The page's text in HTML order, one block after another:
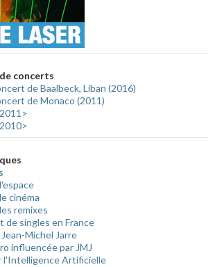
concerts
de Baalbeck, Liban (2016)
de Monaco (2011)
cinéma
remixes
de singles en France
Michel Jarre
influencée par JMJ
l'Intelligence Artificielle